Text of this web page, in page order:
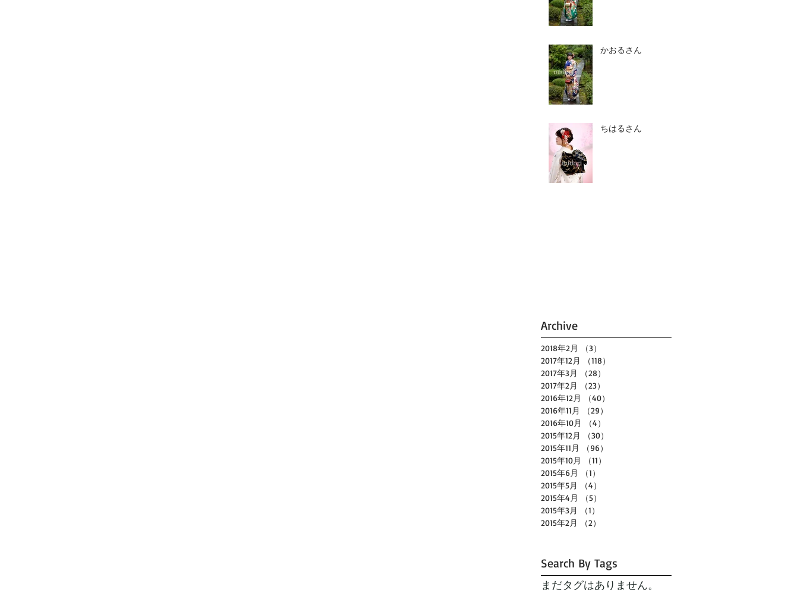
かおるさん
ちはるさん
Archive
2018年2月 （3）
2017年12月
（118）
2017年3月
（28）
2017年2月
（23）
2016年12月
（40）
2016年11月
（29）
2016年10月
（4）
2015年12月
（30）
2015年11月
（96）
2015年10月
（11）
2015年6月
（1）
2015年5月
（4）
2015年4月
（5）
2015年3月
（1）
2015年2月
（2）
Search By Tags
まだタグはありません。